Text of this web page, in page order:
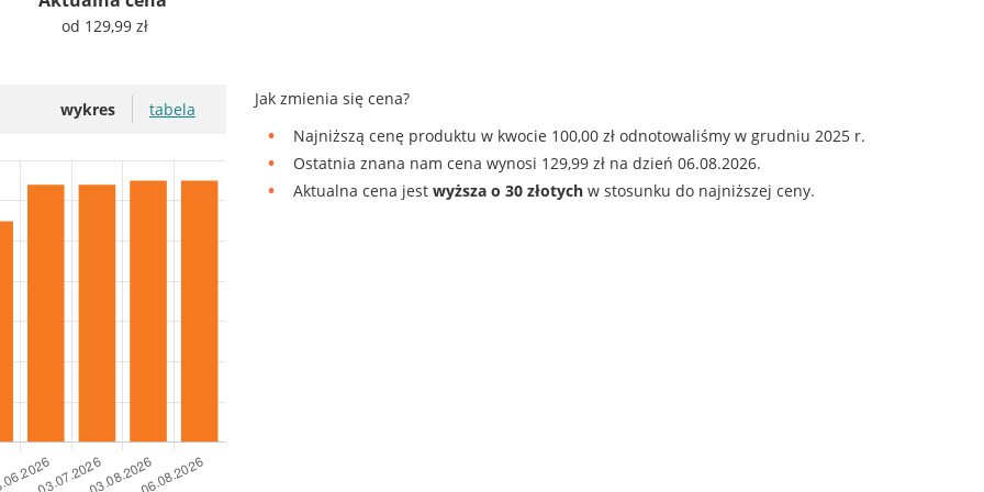
od 129,99 zł
wykres tabela
Jak zmienia się cena?
Najniższą cenę produktu w kwocie 100,00 zł odnotowaliśmy w grudniu 2025 r.
Ostatnia znana nam cena wynosi 129,99 zł na dzień 06.08.2026.
Aktualna cena jestwyższa o 30 złotych w stosunku do najniższej ceny.